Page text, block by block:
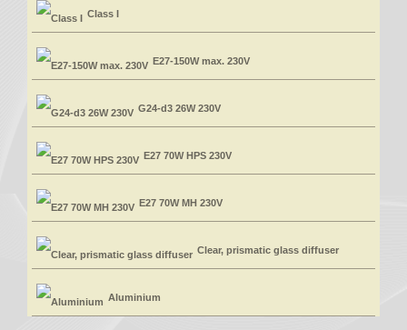
Class I
E27-150W max. 230V
G24-d3 26W 230V
E27 70W HPS 230V
E27 70W MH 230V
Clear, prismatic glass diffuser
Aluminium